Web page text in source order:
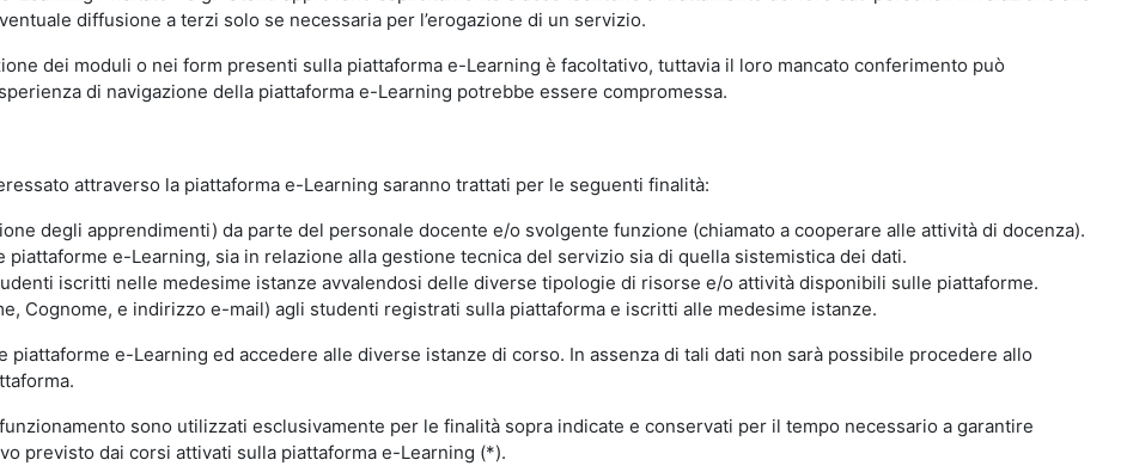
diffusione a terzi solo se necessaria per l’erogazione di un servizio.
dei moduli o nei form presenti sulla piattaforma e-Learning è facoltativo, tuttavia il loro mancato conferimento può
di navigazione della piattaforma e-Learning potrebbe essere compromessa.
attraverso la piattaforma e-Learning saranno trattati per le seguenti finalità:
degli apprendimenti) da parte del personale docente e/o svolgente funzione (chiamato a cooperare alle attività di docenza).
e-Learning, sia in relazione alla gestione tecnica del servizio sia di quella sistemistica dei dati.
iscritti nelle medesime istanze avvalendosi delle diverse tipologie di risorse e/o attività disponibili sulle piattaforme.
Cognome, e indirizzo e-mail) agli studenti registrati sulla piattaforma e iscritti alle medesime istanze.
e-Learning ed accedere alle diverse istanze di corso. In assenza di tali dati non sarà possibile procedere allo
sono utilizzati esclusivamente per le finalità sopra indicate e conservati per il tempo necessario a garantire
previsto dai corsi attivati sulla piattaforma e-Learning (*).